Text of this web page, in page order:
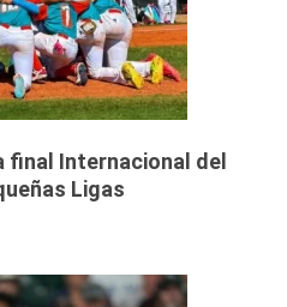
final Internacional del
Ligas